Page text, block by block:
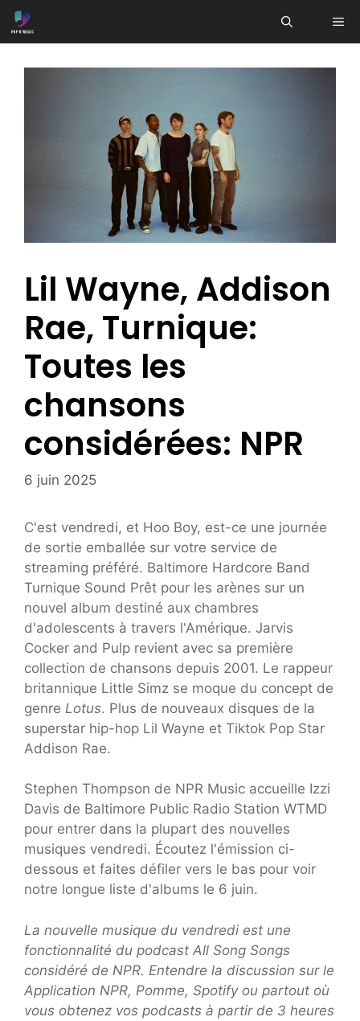
Aller
au
Lil Wayne, Addison
Rae, Turnique:
Toutes les
chansons
considérées: NPR
6 juin 2025
C'est vendredi, et Hoo Boy, est-ce une journée
de sortie emballée sur votre service de
streaming préféré. Baltimore Hardcore Band
Turnique Sound Prêt pour les arènes sur un
nouvel album destiné aux chambres
d'adolescents à travers l'Amérique. Jarvis
Cocker and Pulp revient avec sa première
collection de chansons depuis 2001. Le rappeur
britannique Little Simz se moque du concept de
genre Lotus. Plus de nouveaux disques de la
superstar hip-hop Lil Wayne et Tiktok Pop Star
Addison Rae.
Stephen Thompson de NPR Music accueille Izzi
Davis de Baltimore Public Radio Station WTMD
pour entrer dans la plupart des nouvelles
musiques vendredi. Écoutez l'émission ci-
dessous et faites défiler vers le bas pour voir
notre longue liste d'albums le 6 juin.
La nouvelle musique du vendredi est une
fonctionnalité du podcast All Song Songs
considéré de NPR. Entendre la discussion sur le
Application NPR, Pomme, Spotifyou partout où
vous obtenez vos podcasts à partir de 3 heures